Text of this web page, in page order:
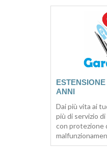
ANNI
Dai più vita ai
più di servizio
con protezione